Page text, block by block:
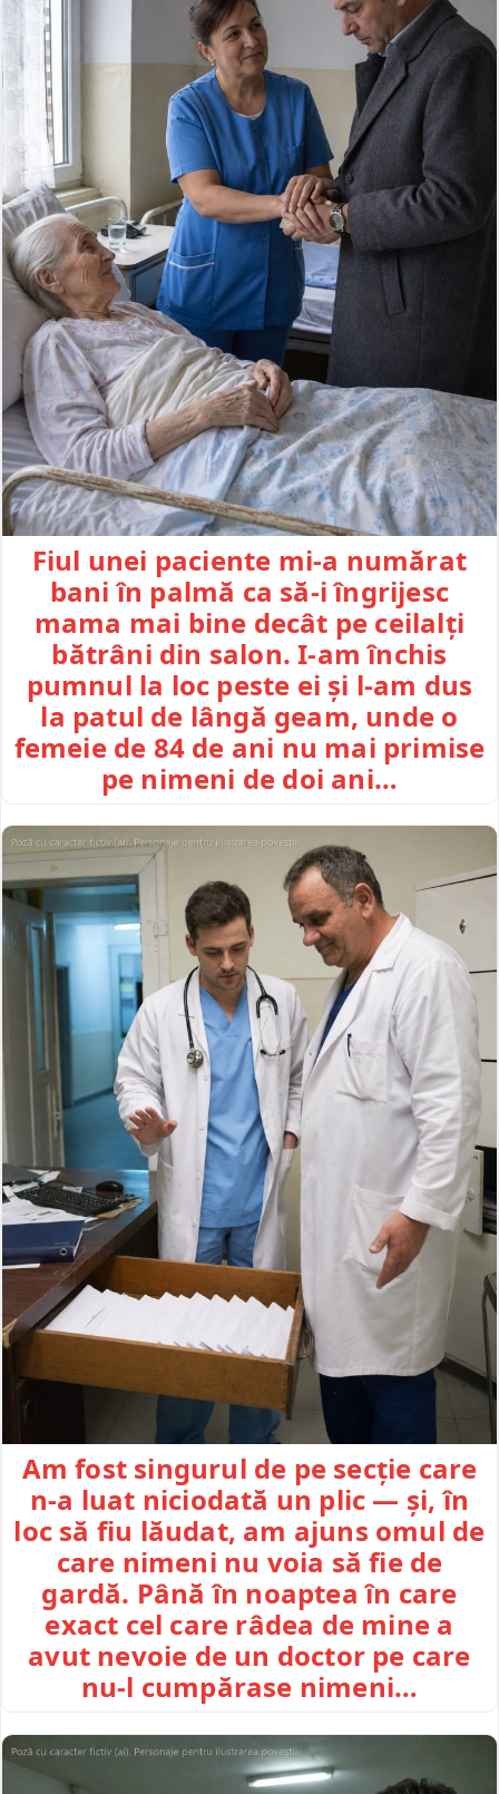
Fiul unei paciente mi-a numărat
bani în palmă ca să-i îngrijesc
mama mai bine decât pe ceilalți
bătrâni din salon. I-am închis
pumnul la loc peste ei și l-am dus
la patul de lângă geam, unde o
femeie de 84 de ani nu mai primise
pe nimeni de doi ani…
Am fost singurul de pe secție care
n-a luat niciodată un plic — și, în
loc să fiu lăudat, am ajuns omul de
care nimeni nu voia să fie de
gardă. Până în noaptea în care
exact cel care râdea de mine a
avut nevoie de un doctor pe care
nu-l cumpărase nimeni…